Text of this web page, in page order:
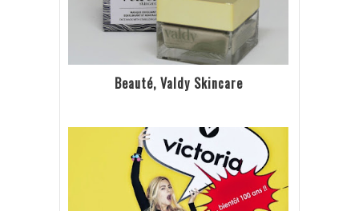
Beauté, Valdy Skincare